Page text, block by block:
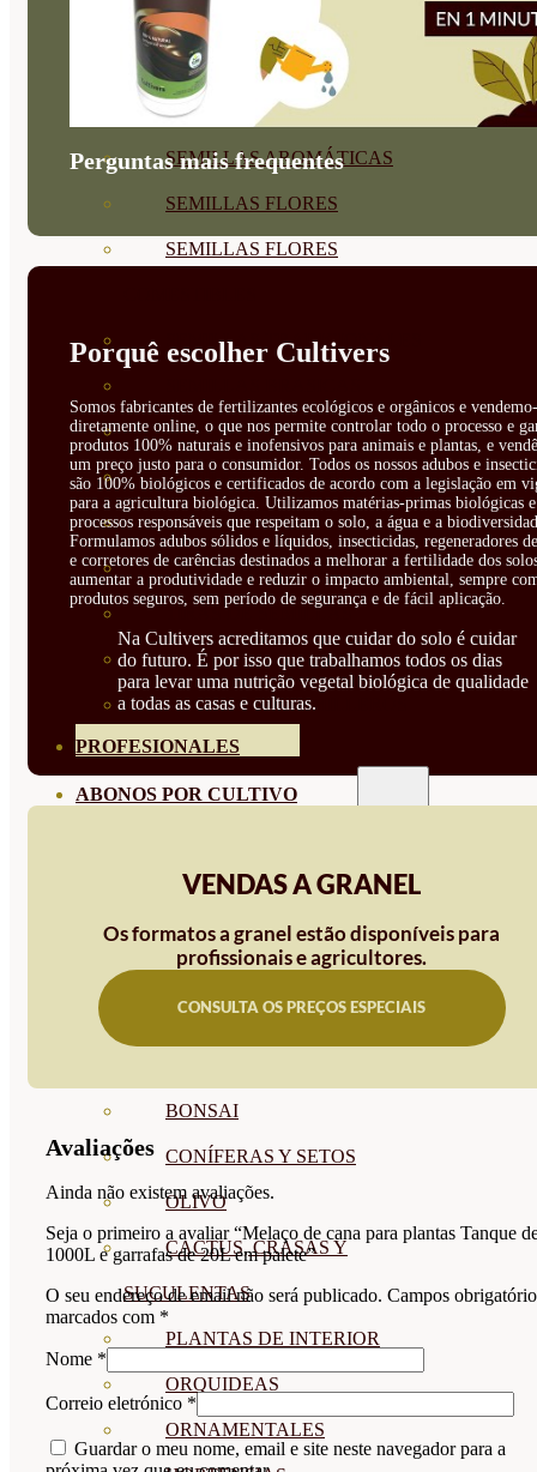
HORTALIZA FRUTO
SEMILLAS HORTALIZA DE
HOJA
SEMILLAS AROMÁTICAS
SEMILLAS FLORES
SEMILLAS FLORES
SEMILLAS TRADICIONALES
SEMILLAS RAÍZ
SEMILLAS LEGUMINOSAS
MICROGREEN
CUBIERTAS VEGETALES
TIRAS DE SEMILLAS
BOMBAS DE SEMILLAS
BANDEJAS Y SEMILLEROS
PROFESIONALES
ABONOS POR CULTIVO
TOMATES
HUERTO
CÍTRICOS
FRUTALES
BONSAI
CONÍFERAS Y SETOS
OLIVO
CACTUS, CRASAS Y
SUCULENTAS
PLANTAS DE INTERIOR
ORQUIDEAS
ORNAMENTALES
Perguntas mais frequentes
Porquê escolher Cultivers
Somos fabricantes de fertilizantes ecológicos e orgânicos e
diretamente online, o que nos permite controlar todo o processo e
produtos 100% naturais e inofensivos para animais e plantas, e
um preço justo para o consumidor. Todos os nossos adubos e
são 100% biológicos e certificados de acordo com a legislação em
para a agricultura biológica. Utilizamos matérias-primas biológicas e
processos responsáveis que respeitam o solo, a água e a
Formulamos adubos sólidos e líquidos, insecticidas, regeneradores
e corretores de carências destinados a melhorar a fertilidade dos
aumentar a produtividade e reduzir o impacto ambiental, sempre
produtos seguros, sem período de segurança e de fácil aplicação.
Na Cultivers acreditamos que cuidar do solo é cuidar
do futuro. É por isso que trabalhamos todos os dias
para levar uma nutrição vegetal biológica de qualidade
a todas as casas e culturas.
VENDAS A GRANEL
Os formatos a granel estão disponíveis para
profissionais e agricultores.
CONSULTA OS PREÇOS ESPECIAIS
Avaliações
Ainda não existem avaliações.
Seja o primeiro a avaliar “Melaço de cana para plantas Tanque
1000L e garrafas de 20L em palete”
O seu endereço de email não será publicado. Campos
marcados com *
Nome *
Correio eletrónico *
Guardar o meu nome, email e site neste navegador para a